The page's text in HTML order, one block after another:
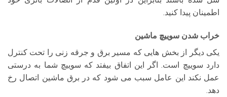
اطمینان پیدا کنید.
خراب شدن سوییچ ماشین
یکی دیگر از بخش هایی که مسیر برق و جرقه زنی را تحت کنترل
دارد سوییچ است. اگر این اتفاق بیفتد که سوییچ شما به درستی
عمل نکند این عامل سبب می شود که در برق ماشین اتصال رخ
دهد.